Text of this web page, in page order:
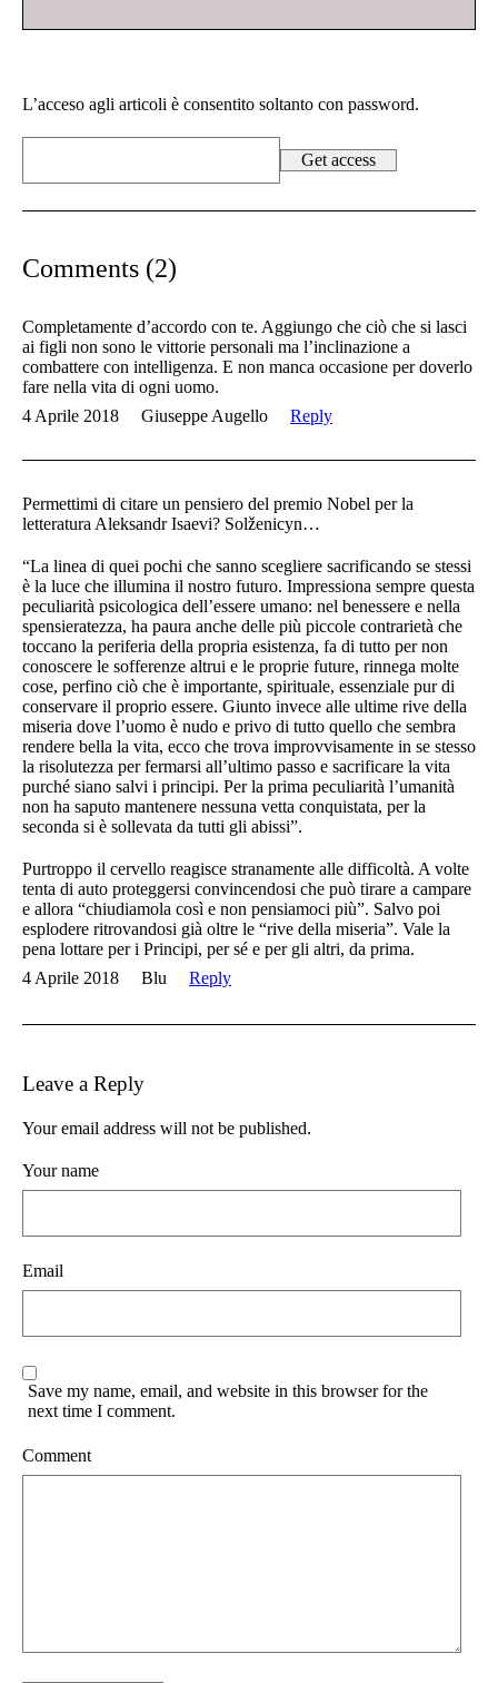
L’acceso agli articoli è consentito soltanto con password.
Comments (2)
Completamente d’accordo con te. Aggiungo che ciò che si lasci
ai figli non sono le vittorie personali ma l’inclinazione a
combattere con intelligenza. E non manca occasione per doverlo
fare nella vita di ogni uomo.
4 Aprile 2018
Giuseppe Augello Reply
Permettimi di citare un pensiero del premio Nobel per la
letteratura Aleksandr Isaevi? Solženicyn…
“La linea di quei pochi che sanno scegliere sacrificando se stessi
è la luce che illumina il nostro futuro. Impressiona sempre questa
peculiarità psicologica dell’essere umano: nel benessere e nella
spensieratezza, ha paura anche delle più piccole contrarietà che
toccano la periferia della propria esistenza, fa di tutto per non
conoscere le sofferenze altrui e le proprie future, rinnega molte
cose, perfino ciò che è importante, spirituale, essenziale pur di
conservare il proprio essere. Giunto invece alle ultime rive della
miseria dove l’uomo è nudo e privo di tutto quello che sembra
rendere bella la vita, ecco che trova improvvisamente in se stesso
la risolutezza per fermarsi all’ultimo passo e sacrificare la vita
purché siano salvi i principi. Per la prima peculiarità l’umanità
non ha saputo mantenere nessuna vetta conquistata, per la
seconda si è sollevata da tutti gli abissi”.
Purtroppo il cervello reagisce stranamente alle difficoltà. A volte
tenta di auto proteggersi convincendosi che può tirare a campare
e allora “chiudiamola così e non pensiamoci più”. Salvo poi
esplodere ritrovandosi già oltre le “rive della miseria”. Vale la
pena lottare per i Principi, per sé e per gli altri, da prima.
4 Aprile 2018
Blu Reply
Leave a Reply
Your email address will not be published.
Your name
Email
Save my name, email, and website in this browser for the
next time I comment.
Comment